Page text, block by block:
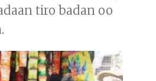
tiro badan oo